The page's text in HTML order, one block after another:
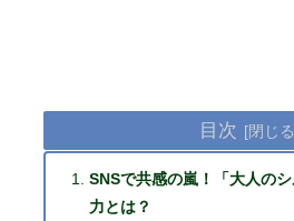
目次
SNSで共感の嵐！「大人の
力とは？